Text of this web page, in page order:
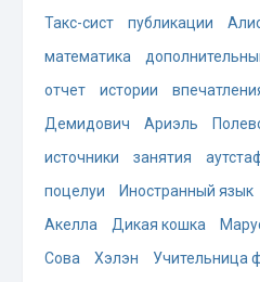
Такс-сист
публикации
математика
отчет
истории
Демидович
Ариэль
источники
занятия
поцелуи
Иностранный язык
Акелла
Дикая кошка
Сова
Хэлэн Учительница